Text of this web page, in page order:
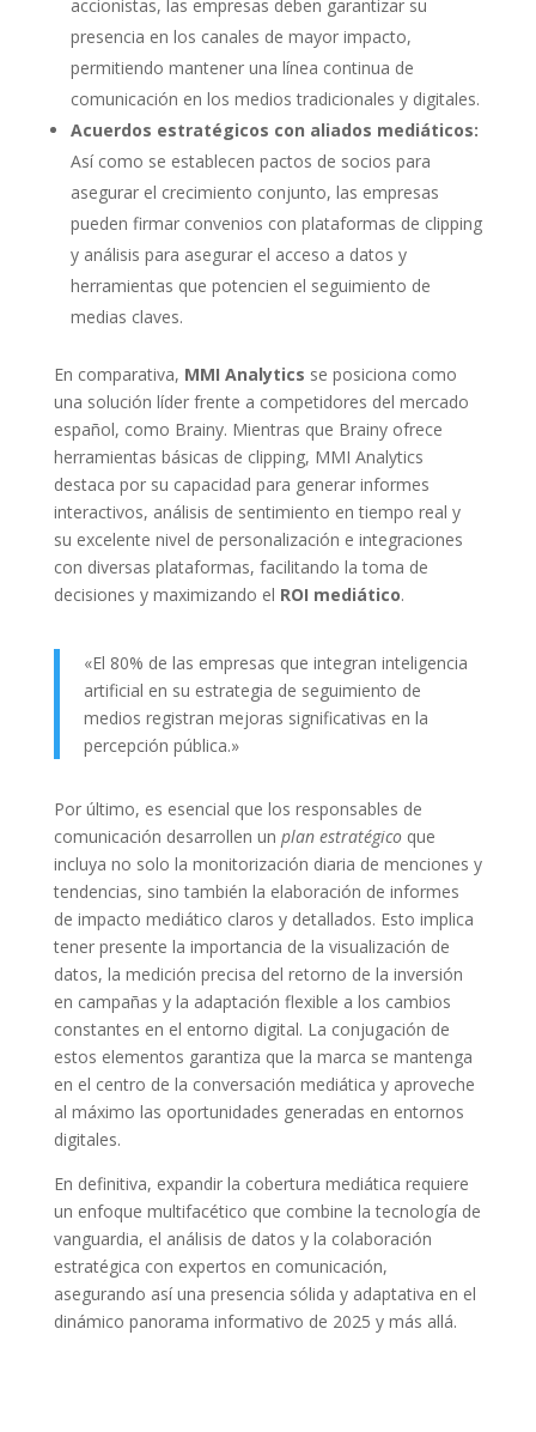
accionistas, las empresas deben garantizar su
presencia en los canales de mayor impacto,
permitiendo mantener una línea continua de
comunicación en los medios tradicionales y digitales.
Acuerdos estratégicos con aliados mediáticos:
Así como se establecen pactos de socios para
asegurar el crecimiento conjunto, las empresas
pueden firmar convenios con plataformas de clipping
y análisis para asegurar el acceso a datos y
herramientas que potencien el seguimiento de
medias claves.
En comparativa, MMI Analytics se posiciona como
una solución líder frente a competidores del mercado
español, como Brainy. Mientras que Brainy ofrece
herramientas básicas de clipping, MMI Analytics
destaca por su capacidad para generar informes
interactivos, análisis de sentimiento en tiempo real y
su excelente nivel de personalización e integraciones
con diversas plataformas, facilitando la toma de
decisiones y maximizando el ROI mediático.
«El 80% de las empresas que integran inteligencia
artificial en su estrategia de seguimiento de
medios registran mejoras significativas en la
percepción pública.»
Por último, es esencial que los responsables de
comunicación desarrollen un plan estratégicoque
incluya no solo la monitorización diaria de menciones y
tendencias, sino también la elaboración de informes
de impacto mediático claros y detallados. Esto implica
tener presente la importancia de la visualización de
datos, la medición precisa del retorno de la inversión
en campañas y la adaptación flexible a los cambios
constantes en el entorno digital. La conjugación de
estos elementos garantiza que la marca se mantenga
en el centro de la conversación mediática y aproveche
al máximo las oportunidades generadas en entornos
digitales.
En definitiva, expandir la cobertura mediática requiere
un enfoque multifacético que combine la tecnología de
vanguardia, el análisis de datos y la colaboración
estratégica con expertos en comunicación,
asegurando así una presencia sólida y adaptativa en el
dinámico panorama informativo de 2025 y más allá.